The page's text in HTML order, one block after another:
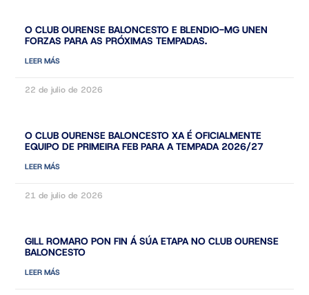
O CLUB OURENSE BALONCESTO E BLENDIO-MG UNEN
FORZAS PARA AS PRÓXIMAS TEMPADAS.
LEER MÁS
22 de julio de 2026
O CLUB OURENSE BALONCESTO XA É OFICIALMENTE
EQUIPO DE PRIMEIRA FEB PARA A TEMPADA 2026/27
LEER MÁS
21 de julio de 2026
GILL ROMARO PON FIN Á SÚA ETAPA NO CLUB OURENSE
BALONCESTO
LEER MÁS